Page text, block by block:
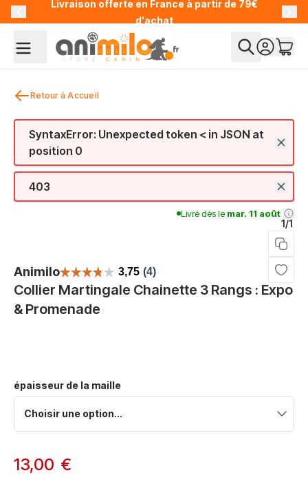
Allez au contenuLivraison offerte en France à partir de 79€
d'achat
Retour à Accueil
SyntaxError: Unexpected token < in JSON at
position 0
403
Collier Martingale Chainette 3 Rangs : Expo
& Promenade
Animilo
1/1
Livré dès le mar. 11 août
épaisseur de la maille
À partir de:
13,00 €